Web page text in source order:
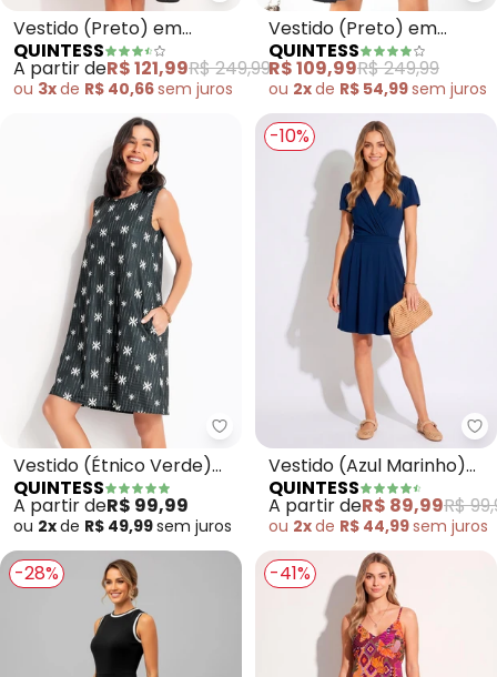
Vestido (Preto) em
Chiffon
QUINTESS
A partir deR$ 121,99R$ 249,99
ou 3xde R$ 40,66sem juros
Vestido (Preto) em
Crepe Plano
Maquinetado
QUINTESS
R$ 109,99R$ 249,99
ou 2xde R$ 54,99sem juros
Quintess - Vestido (Étnico
Vestido (Étnico Verde)
em Malha Texturizada
QUINTESS
A partir deR$ 99,99
ou 2xde R$ 49,99sem juros
-10%
Vestido (Azul Marinho)
com Decote
Transpassado
QUINTESS
A partir deR$ 89,99R$
ou 2xde R$ 44,99sem juros
-28% -41%